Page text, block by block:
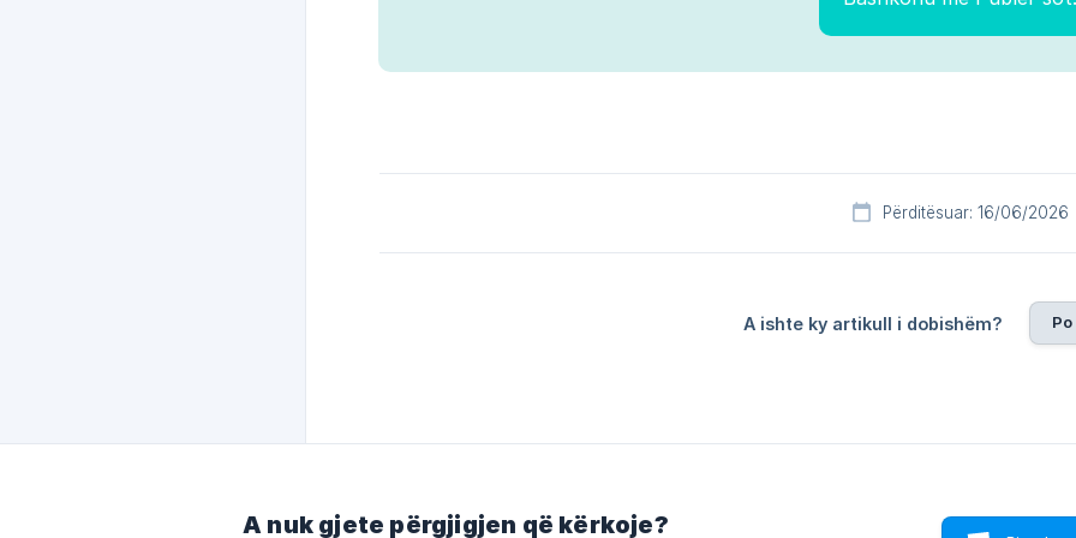
Përditësuar: 16/06/2026
A ishte ky artikull i dobishëm? Po
A nuk gjete përgjigjen që kërkoje?